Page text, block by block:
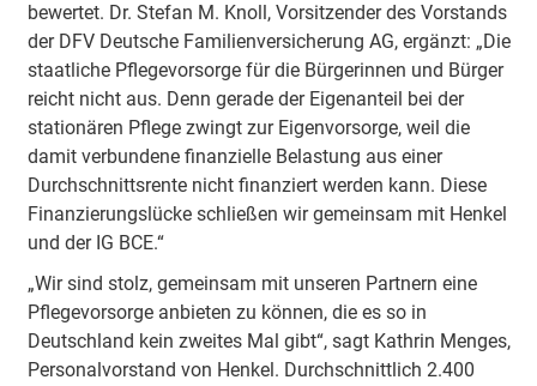
bewertet. Dr. Stefan M. Knoll, Vorsitzender des Vorstands
der DFV Deutsche Familienversicherung AG, ergänzt: „Die
staatliche Pflegevorsorge für die Bürgerinnen und Bürger
reicht nicht aus. Denn gerade der Eigenanteil bei der
stationären Pflege zwingt zur Eigenvorsorge, weil die
damit verbundene finanzielle Belastung aus einer
Durchschnittsrente nicht finanziert werden kann. Diese
Finanzierungslücke schließen wir gemeinsam mit Henkel
und der IG BCE.“
„Wir sind stolz, gemeinsam mit unseren Partnern eine
Pflegevorsorge anbieten zu können, die es so in
Deutschland kein zweites Mal gibt“, sagt Kathrin Menges,
Personalvorstand von Henkel. Durchschnittlich 2.400